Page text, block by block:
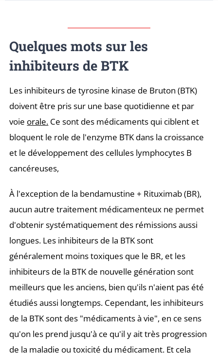
Quelques mots sur les
inhibiteurs de BTK
Les inhibiteurs de tyrosine kinase de Bruton (BTK)
doivent être pris sur une base quotidienne et par
voie orale. Ce sont des médicaments qui ciblent et
bloquent le role de l'enzyme BTK dans la croissance
et le développement des cellules lymphocytes B
cancéreuses,
À l'exception de la bendamustine + Rituximab (BR),
aucun autre traitement médicamenteux ne permet
d'obtenir systématiquement des rémissions aussi
longues. Les inhibiteurs de la BTK sont
généralement moins toxiques que le BR, et les
inhibiteurs de la BTK de nouvelle génération sont
meilleurs que les anciens, bien qu'ils n'aient pas été
étudiés aussi longtemps. Cependant, les inhibiteurs
de la BTK sont des "médicaments à vie", en ce sens
qu'on les prend jusqu'à ce qu'il y ait très progression
de la maladie ou toxicité du médicament. Et cela